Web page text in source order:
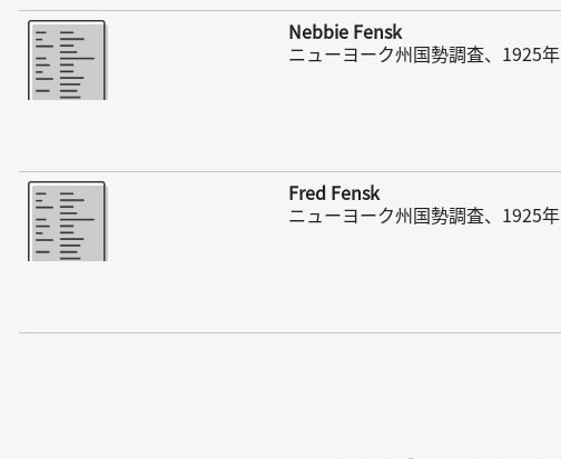
さらに表示
Nebbie Fensk
ニューヨーク州国勢調査、1925年
さらに表示
Fred Fensk
ニューヨーク州国勢調査、1925年